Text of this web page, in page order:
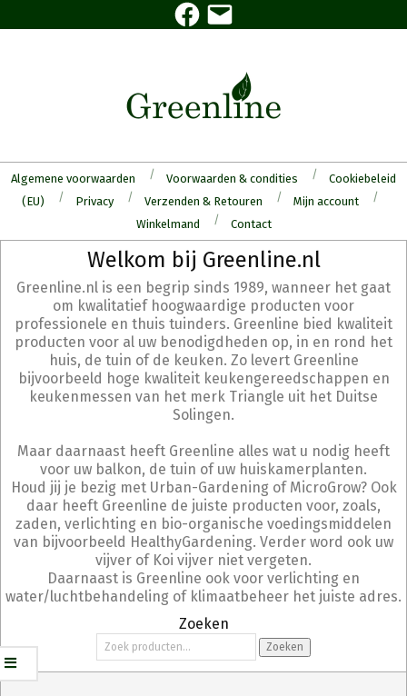
to
Facebook
E-
mail
Algemene voorwaarden Voorwaarden & condities
Cookiebeleid
(EU)
Privacy Verzenden & Retouren
Mijn account
Winkelmand
Contact
Menu
Welkom bij Greenline.nl
Greenline.nl is een begrip sinds 1989, wanneer het gaat
om kwalitatief hoogwaardige producten voor
professionele en thuis tuinders. Greenline bied kwaliteit
producten voor al uw benodigdheden op, in en rond het
huis, de tuin of de keuken. Zo levert Greenline
bijvoorbeeld hoge kwaliteit keukengereedschappen en
keukenmessen van het merk Triangle uit het Duitse
Solingen.
Maar daarnaast heeft Greenline alles wat u nodig heeft
voor uw balkon, de tuin of uw huiskamerplanten.
Houd jij je bezig met Urban-Gardening of MicroGrow? Ook
daar heeft Greenline de juiste producten voor, zoals,
zaden, verlichting en bio-organische voedingsmiddelen
van bijvoorbeeld HealthyGardening. Verder word ook uw
vijver of Koi vijver niet vergeten.
Daarnaast is Greenline ook voor verlichting en
water/luchtbehandeling of klimaatbeheer het juiste adres.
Zoeken
Zoeken
naar:
Zoeken